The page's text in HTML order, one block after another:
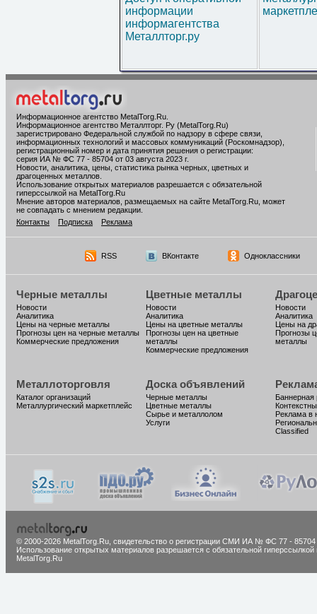
информации
информагентства
Металлторг.ру
Информационное агентство MetalTorg.Ru
Информационное агентство Металлторг. Ру (MetalTorg.Ru)
зарегистрировано Федеральной службой по надзору в сфере связи,
информационных технологий и массовых коммуникаций (Роскомнадзор),
регистрационный номер и дата принятия решения о регистрации:
серия ИА № ФС 77 - 85704 от 03 августа 2023 г.
Новости, аналитика, цены, статистика рынка черных, цветных и
драгоценных металлов.
Использование открытых материалов разрешается с обязательной
гиперссылкой на MetalTorg.Ru
Мнение авторов материалов, размещаемых на сайте MetalTorg.Ru, может
не совпадать с мнением редакции.
Контакты
Подписка Реклама
RSS ВКонтакте Одноклассники
Черные металлы
Новости
Аналитика
Цены на черные металлы
Прогнозы цен на черные металлы
Коммерческие предложения
Цветные металлы
Новости
Аналитика
Цены на цветные металлы
Прогнозы цен на цветные
металлы
Коммерческие предложения
Новости
Аналитика
Цены на
Прогнозы
металлы
Металлоторговля
Каталог организаций
Металлургический маркетплейс
Доска объявлений
Черные металлы
Цветные металлы
Сырье и металлолом
Услуги
Баннерная
Реклама в
Classified
© 2000-2026 MetalTorg.Ru, cвидетельство о регистрации СМИ ИА № ФС 77 - 85704
Использование открытых материалов разрешается с обязательной гиперссылкой
MetalTorg.Ru